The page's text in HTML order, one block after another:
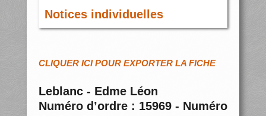
Notices individuelles
CLIQUER ICI POUR EXPORTER LA FICHE
Leblanc - Edme Léon
Numéro d’ordre : 15969 - Numéro